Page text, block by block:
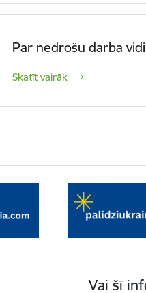
Par nedrošu darba vidi
Skatīt vairāk
Vai šī